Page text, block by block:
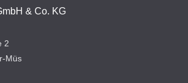
& Co. KG
2
Müs